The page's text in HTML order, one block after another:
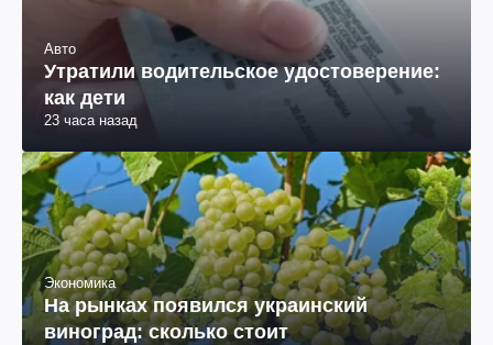
Авто
Утратили водительское удостоверение:
как дети
23 часа назад
Экономика
На рынках появился украинский
виноград: сколько стоит